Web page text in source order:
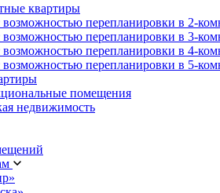
квартиры
перепланировки в 2-
перепланировки в 3-
перепланировки в 4-
перепланировки в 5-
помещения
недвижимость